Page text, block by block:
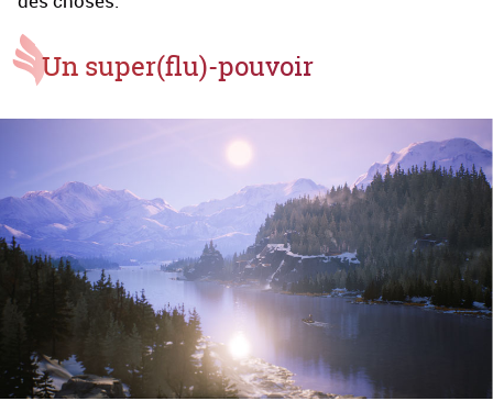
Un super(flu)-pouvoir